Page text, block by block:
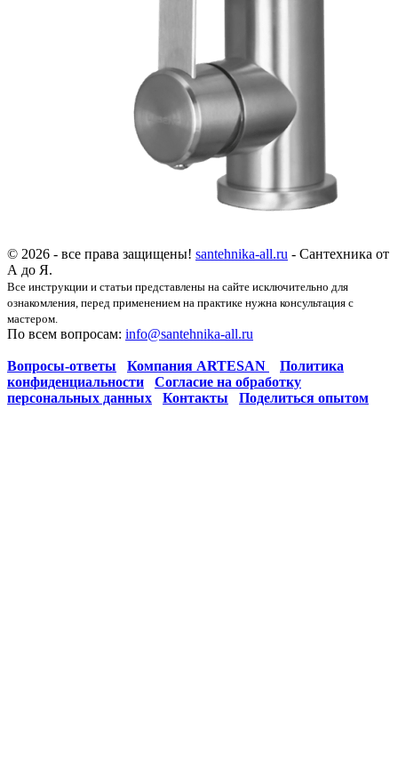
© 2026 - все права защищены! santehnika-all.ru - Сантехника от
А до Я.
Все инструкции и статьи представлены на сайте исключительно для
ознакомления, перед применением на практике нужна консультация с
мастером.
По всем вопросам: info@santehnika-all.ru
Вопросы-ответы Компания ARTESAN
Политика
конфиденциальности
Согласие на обработку
персональных данных
Контакты Поделиться опытом